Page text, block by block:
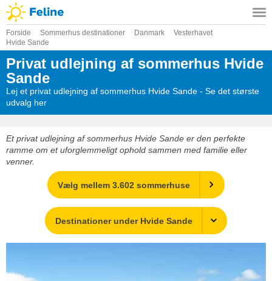
Forside Sommerhus destinationer Danmark
Vesterhavet
Hvide Sande
Privat udlejning af sommerhus Hvide
Sande
Lej et privat udlejning af sommerhus Hvide Sande - Se det største
udvalg her
Et privat udlejning af sommerhus Hvide Sande er den perfekte
ramme om et uforglemmeligt ophold sammen med familie eller
venner.
Vælg mellem 3.602 sommerhuse
Destinationer under Hvide Sande